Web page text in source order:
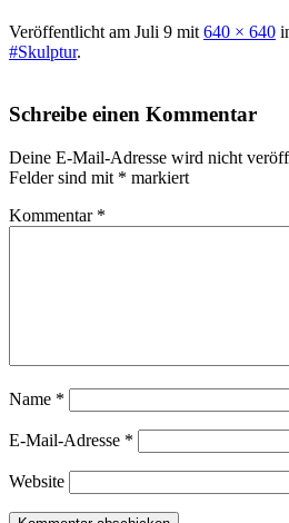
Veröffentlicht am Juli 9 mit 640 × 640
#Skulptur.
Schreibe einen Kommentar
Deine E-Mail-Adresse wird nicht
Felder sind mit * markiert
Kommentar *
Name *
E-Mail-Adresse *
Website